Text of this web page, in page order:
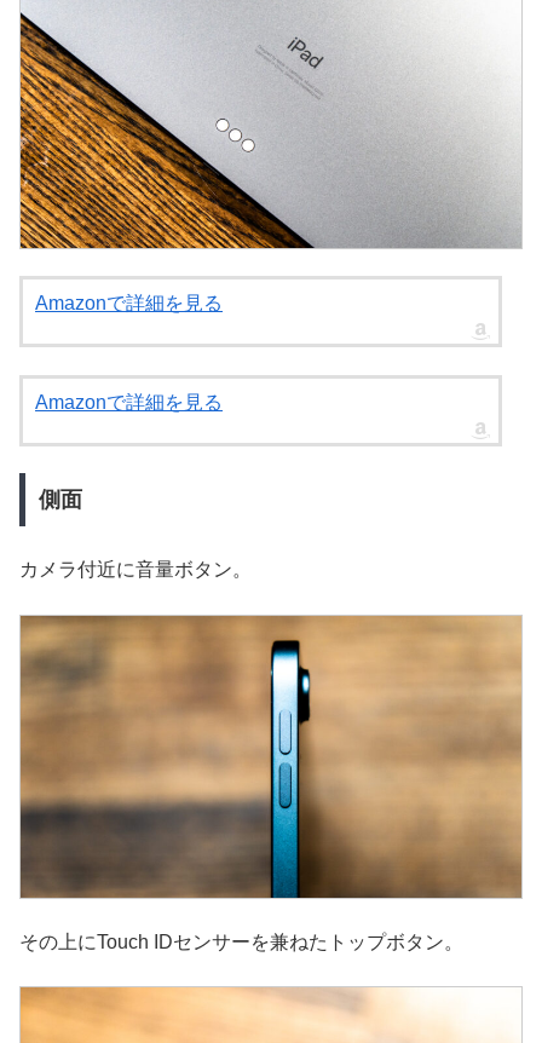
Amazonで詳細を見る
Amazonで詳細を見る
側面
カメラ付近に音量ボタン。
その上にTouch IDセンサーを兼ねたトップボタン。